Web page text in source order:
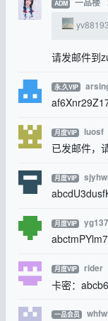
ADM 一品楼
请发邮件到
永.久VIP
月度VIP luosf
已发邮件，
月度VIP
月度VIP
月度VIP rider
卡密：
一品会员